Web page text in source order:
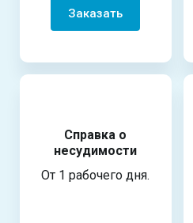
Заказать
Справка о
несудимости
От 1 рабочего дня.